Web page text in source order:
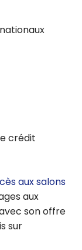
crédit
aux salons
aux
son offre
sur